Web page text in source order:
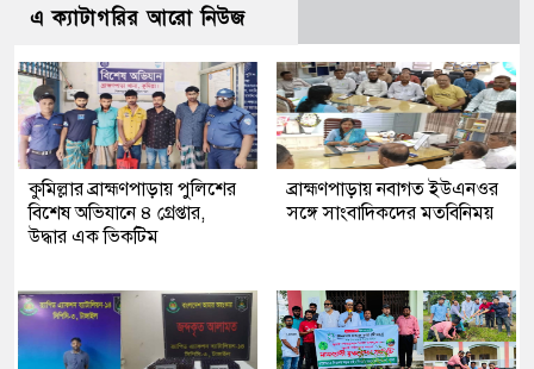
এ ক্যাটাগরির আরো নিউজ
কুমিল্লার ব্রাহ্মণপাড়ায় পুলিশের
বিশেষ অভিযানে ৪ গ্রেপ্তার,
উদ্ধার এক ভিকটিম
ব্রাহ্মণপাড়ায় নবাগত ইউএনওর
সঙ্গে সাংবাদিকদের মতবিনিময়